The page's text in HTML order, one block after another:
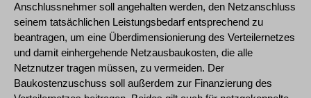
Anschlussnehmer soll angehalten werden, den Netzanschluss
seinem tatsächlichen Leistungsbedarf entsprechend zu
beantragen, um eine Überdimensionierung des Verteilernetzes
und damit einhergehende Netzausbaukosten, die alle
Netznutzer tragen müssen, zu vermeiden. Der
Baukostenzuschuss soll außerdem zur Finanzierung des